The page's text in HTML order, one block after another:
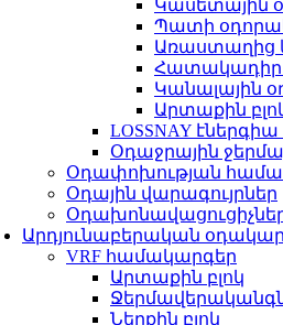
Կասետային
Պատի
Առաստաղից
Հատակադիր
Կանալային
Արտաքին
LOSSNAY
Օդաջրային
Օդափոխության
Օդային վարագույրներ
Արդյունաբերական
VRF համակարգեր
Արտաքին բլոկ
Ներքին բլոկ